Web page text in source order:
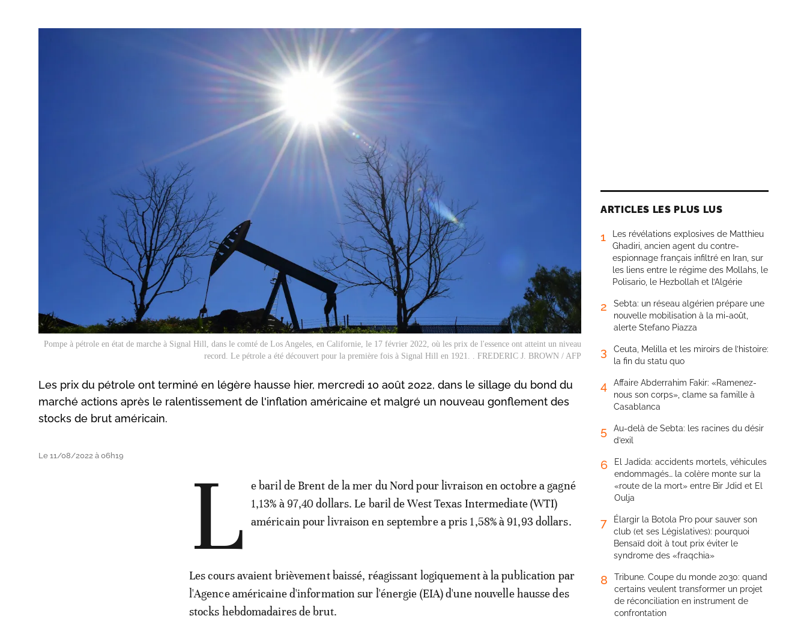
Pompe à pétrole en état de marche à Signal Hill, dans le comté de Los Angeles, en Californie, le 17 février 2022, où les prix de l'essence ont atteint un niveau
record. Le pétrole a été découvert pour la première fois à Signal Hill en 1921. . FREDERIC J. BROWN / AFP
Les prix du pétrole ont terminé en légère hausse hier, mercredi 10 août 2022, dans le sillage du bond du
marché actions après le ralentissement de l'inflation américaine et malgré un nouveau gonflement des
stocks de brut américain.
Le 11/08/2022 à 06h19 L
e baril de Brent de la mer du Nord pour livraison en octobre a gagné
1,13% à 97,40 dollars. Le baril de West Texas Intermediate (WTI)
américain pour livraison en septembre a pris 1,58% à 91,93 dollars.
Les cours avaient brièvement baissé, réagissant logiquement à la publication par
l'Agence américaine d'information sur l'énergie (EIA) d'une nouvelle hausse des
stocks hebdomadaires de brut.
ARTICLES LES PLUS LUS
1
Les révélations explosives de Matthieu
Ghadiri, ancien agent du contre-
espionnage français infiltré en Iran, sur
les liens entre le régime des Mollahs, le
Polisario, le Hezbollah et l’Algérie
2
Sebta: un réseau algérien prépare une
nouvelle mobilisation à la mi-août,
alerte Stefano Piazza
3
Ceuta, Melilla et les miroirs de l’histoire:
la fin du statu quo
4
Affaire Abderrahim Fakir: «Ramenez-
nous son corps», clame sa famille à
Casablanca
5
Au-delà de Sebta: les racines du désir
d’exil
6
El Jadida: accidents mortels, véhicules
endommagés… la colère monte sur la
«route de la mort» entre Bir Jdid et El
Oulja
7
Élargir la Botola Pro pour sauver son
club (et ses Législatives): pourquoi
Bensaïd doit à tout prix éviter le
syndrome des «fraqchia»
8
Tribune. Coupe du monde 2030: quand
certains veulent transformer un projet
de réconciliation en instrument de
confrontation